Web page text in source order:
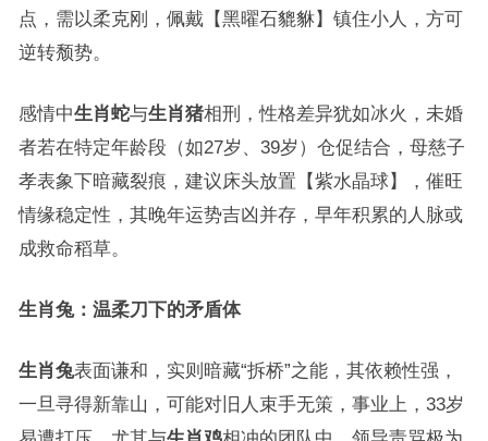
点，需以柔克刚，佩戴【黑曜石貔貅】镇住小人，方可
逆转颓势。
感情中生肖蛇与生肖猪相刑，性格差异犹如冰火，未婚
者若在特定年龄段（如27岁、39岁）仓促结合，母慈子
孝表象下暗藏裂痕，建议床头放置【紫水晶球】，催旺
情缘稳定性，其晚年运势吉凶并存，早年积累的人脉或
成救命稻草。
生肖兔：温柔刀下的矛盾体
生肖兔表面谦和，实则暗藏“拆桥”之能，其依赖性强，
一旦寻得新靠山，可能对旧人束手无策，事业上，33岁